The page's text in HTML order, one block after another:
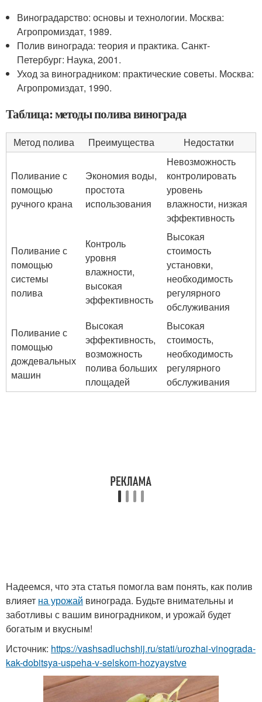
Виноградарство: основы и технологии. Москва:
Агропромиздат, 1989.
Полив винограда: теория и практика. Санкт-
Петербург: Наука, 2001.
Уход за виноградником: практические советы. Москва:
Агропромиздат, 1990.
Таблица: методы полива винограда
Метод полива Преимущества Недостатки
Поливание с
помощью
ручного крана
Экономия воды,
простота
использования
Невозможность
контролировать
уровень
влажности, низкая
эффективность
Поливание с
помощью
системы
полива
Контроль
уровня
влажности,
высокая
эффективность
Высокая
стоимость
установки,
необходимость
регулярного
обслуживания
Поливание с
помощью
дождевальных
машин
Высокая
эффективность,
возможность
полива больших
площадей
Высокая
стоимость,
необходимость
регулярного
обслуживания
Надеемся, что эта статья помогла вам понять, как полив
влияет на урожай винограда. Будьте внимательны и
заботливы с вашим виноградником, и урожай будет
богатым и вкусным!
Источник: https://vashsadluchshij.ru/stati/urozhai-vinograda-
kak-dobitsya-uspeha-v-selskom-hozyaystve